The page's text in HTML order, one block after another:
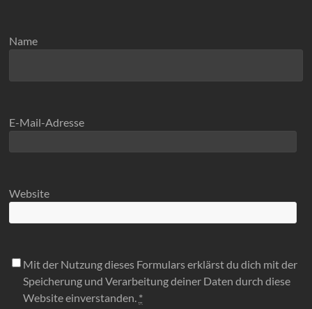
Name
E-Mail-Adresse
Website
Mit der Nutzung dieses Formulars erklärst du dich mit der
Speicherung und Verarbeitung deiner Daten durch diese
Website einverstanden. *